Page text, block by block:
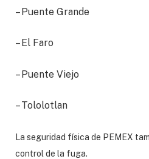
– Puente Grande
– El Faro
– Puente Viejo
– Tololotlan
La seguridad física de PEMEX
control de la fuga.